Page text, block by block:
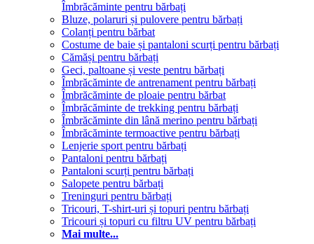
Îmbrăcăminte pentru bărbați
Bluze, polaruri și pulovere pentru bărbați
Colanți pentru bărbat
Costume de baie și pantaloni scurți pentru bărbați
Cămăși pentru bărbați
Geci, paltoane și veste pentru bărbați
Îmbrăcăminte de antrenament pentru bărbați
Îmbrăcăminte de ploaie pentru bărbat
Îmbrăcăminte de trekking pentru bărbați
Îmbrăcăminte din lână merino pentru bărbați
Îmbrăcăminte termoactive pentru bărbați
Lenjerie sport pentru bărbați
Pantaloni pentru bărbați
Pantaloni scurți pentru bărbați
Salopete pentru bărbați
Treninguri pentru bărbați
Tricouri, T-shirt-uri și topuri pentru bărbați
Tricouri și topuri cu filtru UV pentru bărbați
Mai multe...